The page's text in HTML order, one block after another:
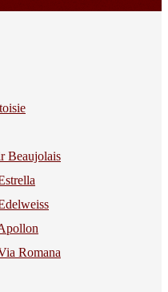
Beaujolais
Romana